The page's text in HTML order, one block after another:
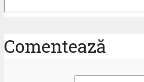
Comentează